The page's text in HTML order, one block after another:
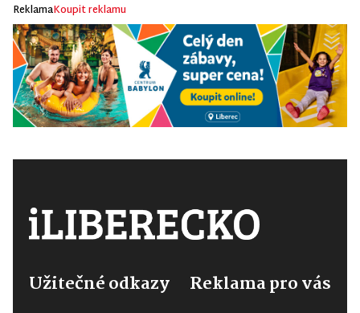
ReklamaKoupit reklamu
Užitečné odkazy Reklama pro vás